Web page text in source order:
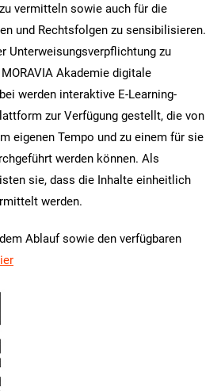
vermitteln sowie auch für die
und Rechtsfolgen zu sensibilisieren.
Unterweisungsverpflichtung zu
Akademie digitale
werden interaktive E-Learning-
zur Verfügung gestellt, die von
eigenen Tempo und zu einem für sie
werden können. Als
sie, dass die Inhalte einheitlich
werden.
Ablauf sowie den verfügbaren